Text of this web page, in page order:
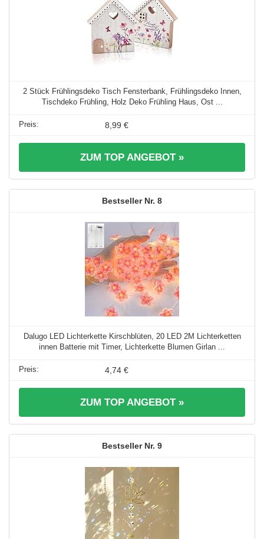
2 Stück Frühlingsdeko Tisch Fensterbank, Frühlingsdeko Innen,
Tischdeko Frühling, Holz Deko Frühling Haus, Ost ...
8,99 €
ZUM TOP ANGEBOT »
8
Dalugo LED Lichterkette Kirschblüten, 20 LED 2M Lichterketten
innen Batterie mit Timer, Lichterkette Blumen Girlan ...
4,74 €
ZUM TOP ANGEBOT »
9